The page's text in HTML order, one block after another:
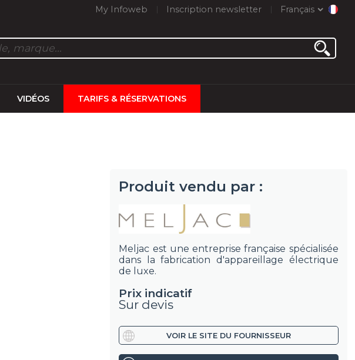
My Infoweb Inscription newsletter Français
VIDÉOS TARIFS & RÉSERVATIONS
Produit vendu par :
Meljac est une entreprise française spécialisée
dans la fabrication d'appareillage électrique
de luxe.
Prix indicatif
Sur devis
VOIR LE SITE DU FOURNISSEUR